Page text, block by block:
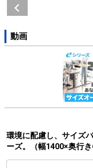
動画
環境に配慮し、サイズ
ーズ。（幅1400×奥行